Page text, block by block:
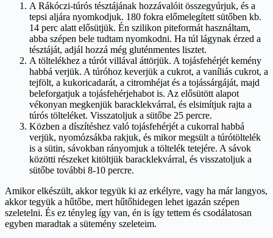
A Rákóczi-túrós tésztájának hozzávalóit összegyúrjuk, és a
tepsi aljára nyomkodjuk. 180 fokra előmelegített sütőben kb.
14 perc alatt elősütjük. Én szilikon piteformát használtam,
abba szépen bele tudtam nyomkodni. Ha túl lágynak érzed a
tésztáját, adjál hozzá még gluténmentes lisztet.
A töltelékhez a túrót villával áttörjük. A tojásfehérjét kemény
habbá verjük. A túróhoz keverjük a cukrot, a vaníliás cukrot, a
tejfölt, a kukoricadarát, a citromhéjat és a tojássárgáját, majd
beleforgatjuk a tojásfehérjehabot is. Az elősütött alapot
vékonyan megkenjük baracklekvárral, és elsimítjuk rajta a
túrós tölteléket. Visszatoljuk a sütőbe 25 percre.
Közben a díszítéshez való tojásfehérjét a cukorral habbá
verjük, nyomózsákba rakjuk, és mikor megsült a túrótöltelék
is a sütin, sávokban rányomjuk a töltelék tetejére. A sávok
közötti részeket kitöltjük baracklekvárral, és visszatoljuk a
sütőbe további 8-10 percre.
Amikor elkészült, akkor tegyük ki az erkélyre, vagy ha már langyos,
akkor tegyük a hűtőbe, mert hűtőhidegen lehet igazán szépen
szeletelni. És ez tényleg így van, én is így tettem és csodálatosan
egyben maradtak a sütemény szeleteim.